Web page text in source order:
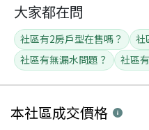
大家都在問
社區有2房戶型在售嗎？
社
社區有無漏水問題？
社區
本社區成交價格